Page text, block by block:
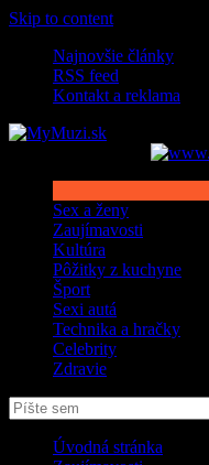
Skip to content
Najnovšie články
RSS feed
Kontakt a reklama
Sex a ženy
Zaujímavosti
Kultúra
Pôžitky z kuchyne
Šport
Sexi autá
Technika a hračky
Celebrity
Zdravie
Úvodná stránka